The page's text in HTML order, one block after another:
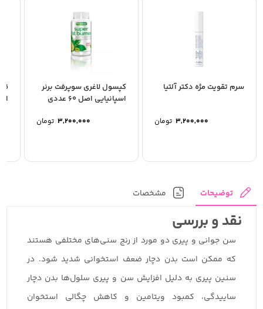
سرم تقویت مژه دکتر آلتیا
3,200,000 تومان
کپسول لاغری سوپرفت برنر
اسپانیایی اصل 60 عددی
3,200,000 تومان
توضیحات مشخصات
نقد و بررسی
سن جوانی و پیری دو مورد از رنج سنی‌های مختلفی هستند
که ممکن است بدن دچار ضعف استخوانی شدید شود. در
سنین پیری به دلیل افزایش سن و پیری سلول‌ها بدن دچار
ساییدگی، کمبود ویتامین و کاهش چگالی استخوان